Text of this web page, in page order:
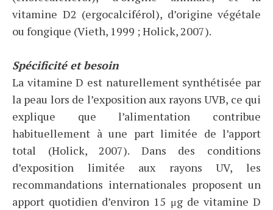
vitamine D2 (ergocalciférol), d’origine végétale
ou fongique (Vieth, 1999 ; Holick, 2007).
Spécificité et besoin
La vitamine D est naturellement synthétisée par
la peau lors de l’exposition aux rayons UVB, ce qui
explique que l’alimentation contribue
habituellement à une part limitée de l’apport
total (Holick, 2007). Dans des conditions
d’exposition limitée aux rayons UV, les
recommandations internationales proposent un
apport quotidien d’environ 15 μg de vitamine D